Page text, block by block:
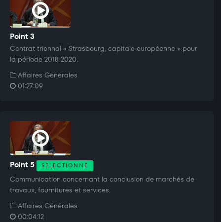
Point 3
Contrat triennal « Strasbourg, capitale européenne » pour
la période 2018-2020.
Affaires Générales
01:27:09
Point 5 SÉLECTIONNÉ
Communication concernant la conclusion de marchés de
travaux, fournitures et services.
Affaires Générales
00:04:12